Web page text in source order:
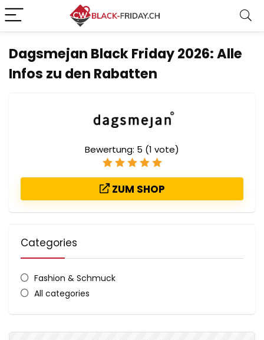
Dagsmejan Black Friday 2026: Alle
Infos zu den Rabatten
Bewertung: 5 (1 vote)
ZUM SHOP
Categories
Fashion & Schmuck
All categories